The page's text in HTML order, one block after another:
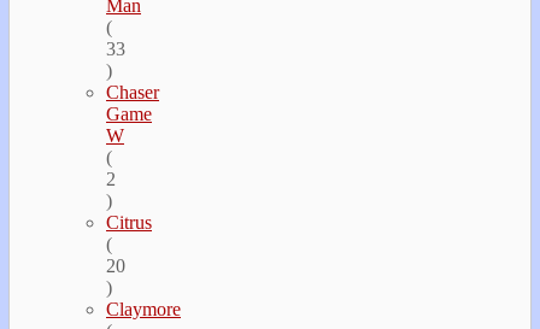
Man
(
33
)
Chaser
Game
W
(
2
)
Citrus
(
20
)
Claymore